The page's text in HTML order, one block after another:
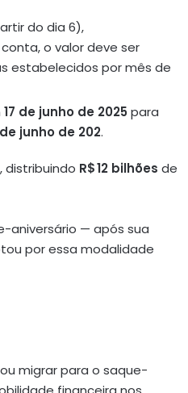
do dia 6),
o valor deve ser
estabelecidos por mês de
17 de junho de 2025 para
junho de 202.
, distribuindo R$ 12 bilhões de
aniversário — após sua
por essa modalidade
migrar para o saque-